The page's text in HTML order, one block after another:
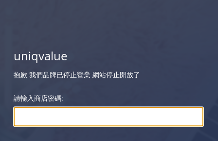
uniqvalue
抱歉 我們品牌已停止營業 網站停止開放了
請輸入商店密碼: